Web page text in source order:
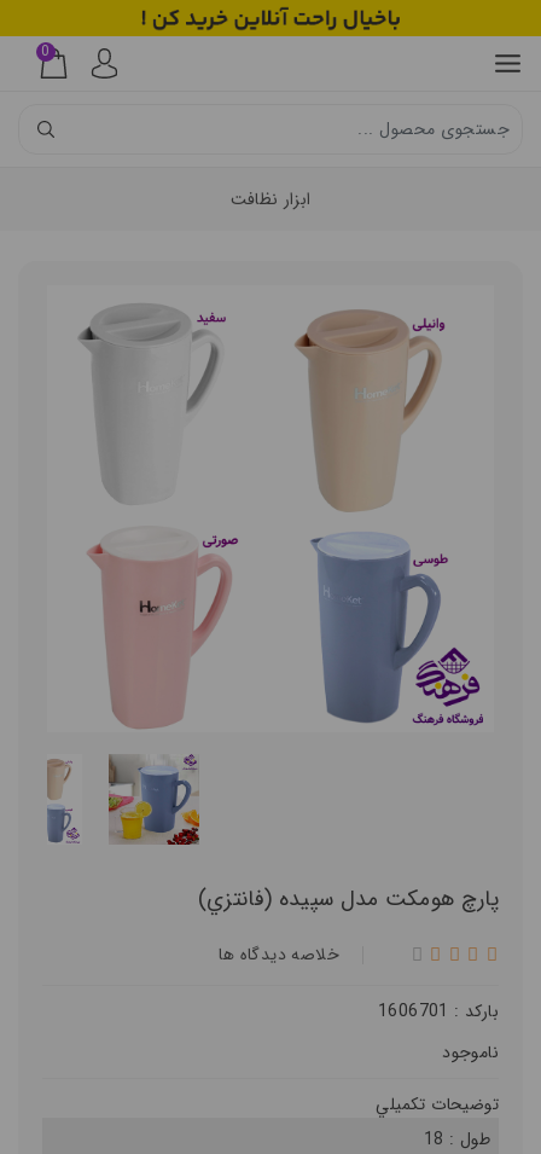
0
ابزار نظافت
پارچ هومکت مدل سپيده (فانتزي)
خلاصه ديدگاه ها
بارکد : 1606701
ناموجود
توضيحات تکميلي
طول :